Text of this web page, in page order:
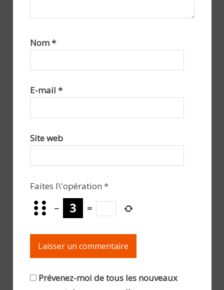
Nom*
E-mail *
Site web
Faites l\'opération *
−
=
Prévenez-moi de tous les nouveaux